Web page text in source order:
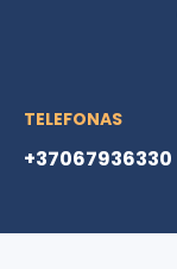
TELEFONAS
+37067936330